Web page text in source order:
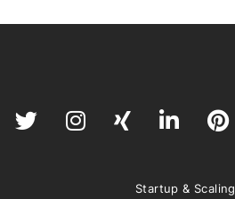
Startup & Scaling